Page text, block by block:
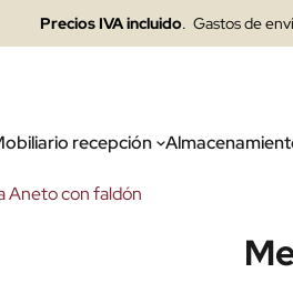
Precios IVA incluido. Gastos de
recepción
Aneto con faldón